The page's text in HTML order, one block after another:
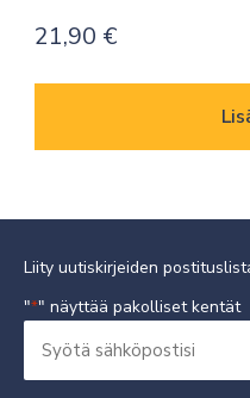
21,90 €
Liity uutiskirjeiden
"*" näyttää pakolliset kentät
sähköpostisi